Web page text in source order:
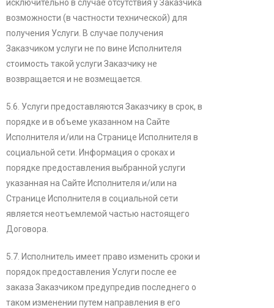
исключительно в случае отсутствия у Заказчика
возможности (в частности технической) для
получения Услуги. В случае получения
Заказчиком услуги не по вине Исполнителя
стоимость такой услуги Заказчику не
возвращается и не возмещается.
5.6. Услуги предоставляются Заказчику в срок, в
порядке и в объеме указанном на Сайте
Исполнителя и/или на Странице Исполнителя в
социальной сети. Информация о сроках и
порядке предоставления выбранной услуги
указанная на Сайте Исполнителя и/или на
Странице Исполнителя в социальной сети
является неотъемлемой частью настоящего
Договора.
5.7. Исполнитель имеет право изменить сроки и
порядок предоставления Услуги после ее
заказа Заказчиком предупредив последнего о
таком изменении путем направления в его